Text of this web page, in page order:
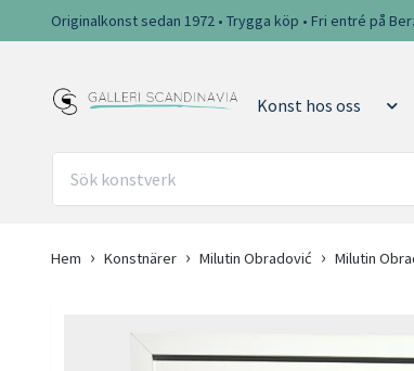
Originalkonst sedan 1972 • Trygga köp • Fri entré på
Konst hos oss
Hem Konstnärer Milutin Obradović Milutin